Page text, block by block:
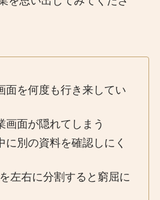
面を何度も行き来してい
画面が隠れてしまう
に別の資料を確認しにく
左右に分割すると窮屈に